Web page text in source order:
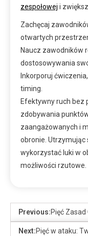
zespołowej i
Zachęcaj
otwartych
Naucz zawodników
dostosowywania
Inkorporuj
timing.
Efektywny ruch bez
zdobywania
zaangażowanych i
obronie. Utrzymując
wykorzystać luki w
możliwości rzutowe.
Previous:Pięć
Next:Pięć w ataku: